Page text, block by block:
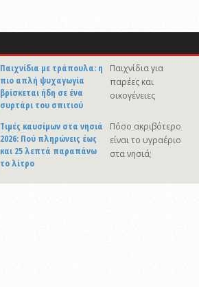
Παιχνίδια με τράπουλα: η
πιο απλή ψυχαγωγία
βρίσκεται ήδη σε ένα
συρτάρι του σπιτιού
Παιχνίδια για
παρέες και
οικογένειες
Τιμές καυσίμων στα νησιά
2026: Πού πληρώνεις έως
και 25 λεπτά παραπάνω
το λίτρο
Πόσο ακριβότερο
είναι το υγραέριο
στα νησιά;